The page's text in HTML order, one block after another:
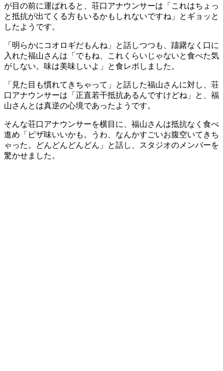
が目の前に運ばれると、荘口アナウンサーは「これはちょっ
と抵抗が出てくる方もいるかもしれないですね」とギョッと
したようです。
「明らかにコオロギだもんね」と話しつつも、躊躇なく口に
入れた福山さんは「でもね、これくらいじゃないと食べた気
がしない。味は美味しいよ」と食レポしました。
「見た目も慣れてきちゃって」と話した福山さんに対し、荘
口アナウンサーは「正直若干抵抗あるんですけどね」と、福
山さんとは真逆の心境であったようです。
そんな荘口アナウンサーを横目に、福山さんは抵抗なく食べ
進め「ピザ味いいかも。うわ、なんかすごいお腹空いてきち
ゃった。どんどんどんどん」と話し、スタジオのメンバーを
驚かせました。